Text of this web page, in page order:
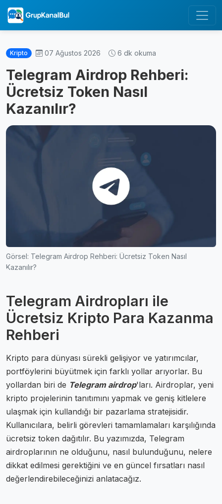
Kripto 07 Ağustos 2026 6 dk okuma
Telegram Airdrop Rehberi:
Ücretsiz Token Nasıl
Kazanılır?
Görsel: Telegram Airdrop Rehberi: Ücretsiz Token Nasıl
Kazanılır?
Telegram Airdropları ile
Ücretsiz Kripto Para Kazanma
Rehberi
Kripto para dünyası sürekli gelişiyor ve yatırımcılar,
portföylerini büyütmek için farklı yollar arıyorlar. Bu
yollardan biri de Telegram airdrop'ları. Airdroplar, yeni
kripto projelerinin tanıtımını yapmak ve geniş kitlelere
ulaşmak için kullandığı bir pazarlama stratejisidir.
Kullanıcılara, belirli görevleri tamamlamaları karşılığında
ücretsiz token dağıtılır. Bu yazımızda, Telegram
airdroplarının ne olduğunu, nasıl bulunduğunu, nelere
dikkat edilmesi gerektiğini ve en güncel fırsatları nasıl
değerlendirebileceğinizi anlatacağız.